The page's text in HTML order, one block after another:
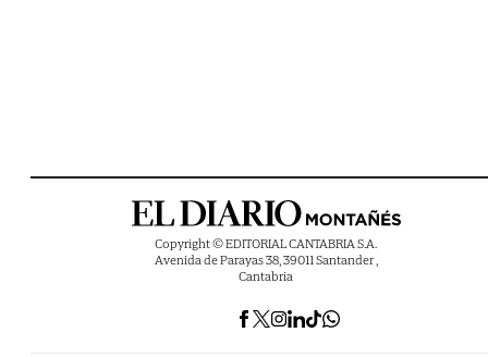
Copyright © EDITORIAL CANTABRIA S.A.
Avenida de Parayas 38, 39011 Santander ,
Cantabria